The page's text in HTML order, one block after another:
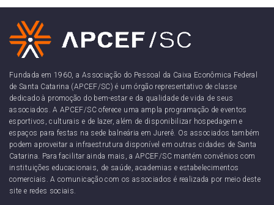
Fundada em 1960, a Associação do Pessoal da Caixa Econômica Federal
de Santa Catarina (APCEF/SC) é um órgão representativo de classe
dedicado à promoção do bem-estar e da qualidade de vida de seus
associados. A APCEF/SC oferece uma ampla programação de eventos
esportivos, culturais e de lazer, além de disponibilizar hospedagem e
espaços para festas na sede balneária em Jurerê. Os associados também
podem aproveitar a infraestrutura disponível em outras cidades de Santa
Catarina. Para facilitar ainda mais, a APCEF/SC mantém convênios com
instituições educacionais, de saúde, academias e estabelecimentos
comerciais. A comunicação com os associados é realizada por meio deste
site e redes sociais.